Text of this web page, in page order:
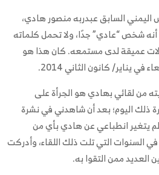
اليمني السابق عبدربه منصور هادي،
شخص “عادي” جدًا، ولا تحمل كلماته
عميقة لدى مستمعه. كان هذا هو
يناير/ كانون الثاني 2014.
جُلّ ما جنيته من لقائي بهادي هو الجرأة على
ذلك اليوم؛ بعد أن شاهدني في نشرة
لم يتغير انطباعي عن هادي بأي من
السنوات التي تلت ذلك اللقاء، وأدركت
العديد ممن التقوا به.